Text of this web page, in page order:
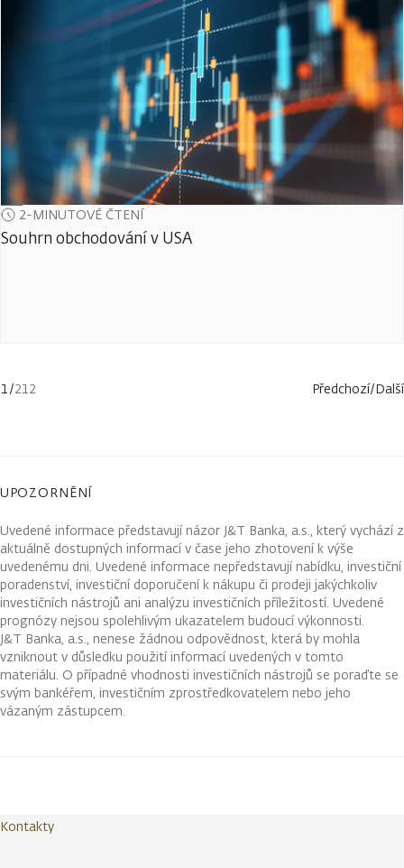
2-MINUTOVÉ ČTENÍ
Souhrn obchodování v USA
1/212 Předchozí/Další
UPOZORNĚNÍ
Uvedené informace představují názor J&T Banka, a.s., který vychází z
aktuálně dostupných informací v čase jeho zhotovení k výše
uvedenému dni. Uvedené informace nepředstavují nabídku, investiční
poradenství, investiční doporučení k nákupu či prodeji jakýchkoliv
investičních nástrojů ani analýzu investičních příležitostí. Uvedené
prognózy nejsou spolehlivým ukazatelem budoucí výkonnosti.
J&T Banka, a.s., nenese žádnou odpovědnost, která by mohla
vzniknout v důsledku použití informací uvedených v tomto
materiálu. O případné vhodnosti investičních nástrojů se poraďte se
svým bankéřem, investičním zprostředkovatelem nebo jeho
vázaným zástupcem.
Kontakty